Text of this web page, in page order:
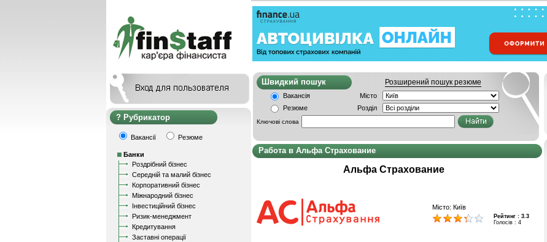
Рубрикатор
Вакансії Резюме
Банки
Роздрібний бізнес
Середній та малий бізнес
Корпоративний бізнес
Міжнародний бізнес
Інвестиційний бізнес
Ризик-менеджмент
Кредитування
Заставні операції
Швидкий пошук Розширений пошук резюме
Вакансія
Місто
Резюме
Розділ
Ключові слова
Работа в Альфа Страхование
Альфа Страхование
Місто: Київ
Рейтинг : 3.3
Голосів : 4